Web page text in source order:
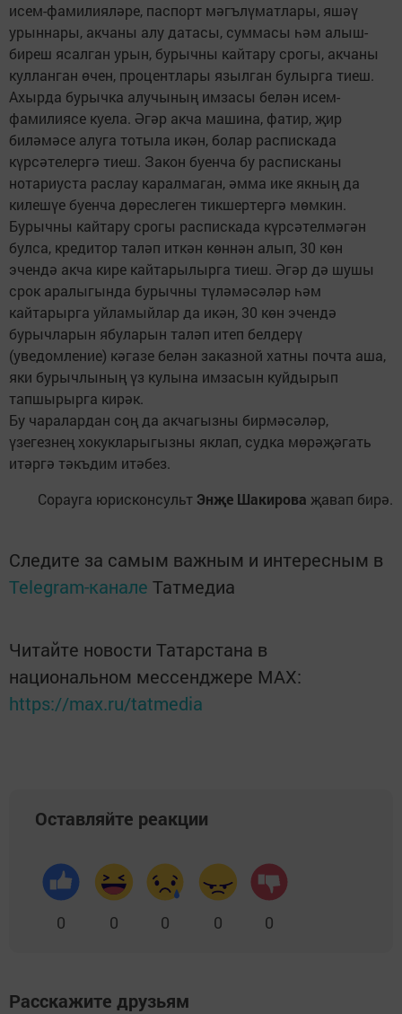
исем-фамилияләре, паспорт мәгълүматлары, яшәү
урыннары, акчаны алу датасы, суммасы һәм алыш-
биреш ясалган урын, бурычны кайтару срогы, акчаны
кулланган өчен, процентлары язылган булырга тиеш.
Ахырда бурычка алучының имзасы белән исем-
фамилиясе куела. Әгәр акча машина, фатир, җир
биләмәсе алуга тотыла икән, болар распискада
күрсәтелергә тиеш. Закон буенча бу расписканы
нотариуста раслау каралмаган, әмма ике якның да
килешүе буенча дөреслеген тикшертергә мөмкин.
Бурычны кайтару срогы распискада күрсәтелмәгән
булса, кредитор таләп иткән көннән алып, 30 көн
эчендә акча кире кайтарылырга тиеш. Әгәр дә шушы
срок аралыгында бурычны түләмәсәләр һәм
кайтарырга уйламыйлар да икән, 30 көн эчендә
бурычларын ябуларын таләп итеп белдерү
(уведомление) кәгазе белән заказной хатны почта аша,
яки бурычлының үз кулына имзасын куйдырып
тапшырырга кирәк.
Бу чаралардан соң да акчагызны бирмәсәләр,
үзегезнең хокукларыгызны яклап, судка мөрәҗәгать
итәргә тәкъдим итәбез.
Сорауга юрисконсульт Энҗе Шакирова җавап бирә.
Следите за самым важным и интересным в
Telegram-канале Татмедиа
Читайте новости Татарстана в
национальном мессенджере MАХ:
https://max.ru/tatmedia
Оставляйте реакции
0 0 0 0 0
Расскажите друзьям